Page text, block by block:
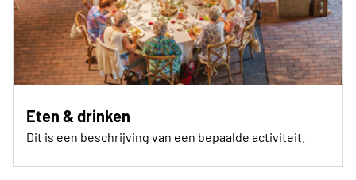
Eten & drinken
Dit is een beschrijving van een bepaalde activiteit.